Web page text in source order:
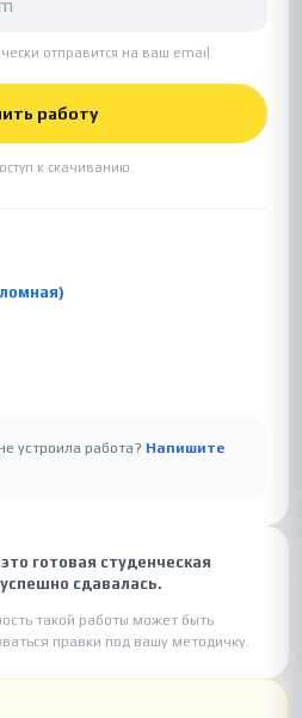
отправится на ваш email.
работу
к скачиванию.
устроила работа? Напишите
готовая студенческая
сдавалась.
такой работы может быть
правки под вашу методичку.